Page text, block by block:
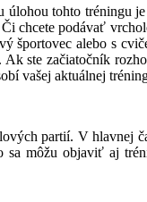
tohto tréningu
chcete podávať
alebo s
ste začiatočník
vašej aktuálnej
partií. V hlavnej
môžu objaviť aj